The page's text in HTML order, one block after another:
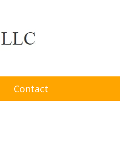
Contact